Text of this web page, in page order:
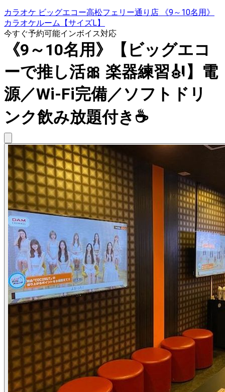
カラオケ ビッグエコー高松フェリー通り店 《9～10名用》
カラオケルーム【サイズL】
今すぐ予約可能インボイス対応
《9～10名用》【ビッグエコ
ーで推し活🎀 楽器練習🎻】電
源／Wi-Fi完備／ソフトドリ
ンク飲み放題付き☕️